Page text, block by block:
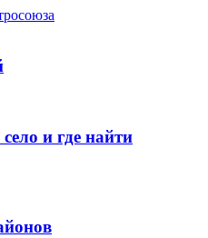
и где найти